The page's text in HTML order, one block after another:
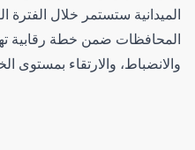
الميدانية ستستمر خلال
المحافظات ضمن خطة رقابية
والانضباط، والارتقاء بمستوى